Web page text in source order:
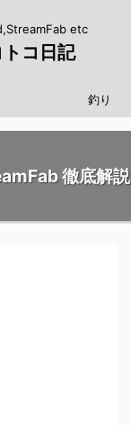
etc
トコ日記
釣り
徹底解説